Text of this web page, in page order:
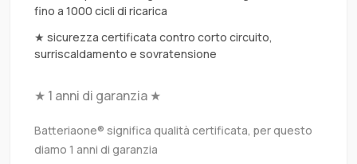
fino a 1000 cicli di ricarica
★ sicurezza certificata contro corto circuito,
surriscaldamento e sovratensione
★ 1 anni di garanzia ★
Batteriaone® significa qualità certificata, per questo
diamo 1 anni di garanzia